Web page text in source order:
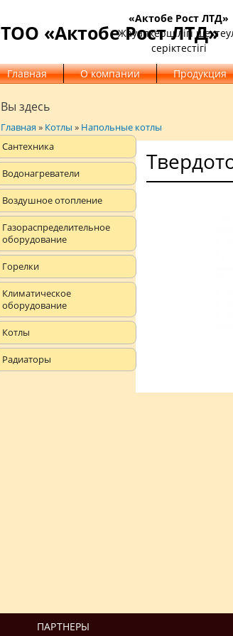
ТОО «Актобе Рост ЛТД»
«Актобе Рост ЛТД»
Жауапкершілігі
серіктестігі
Главная О компании Продукция
Вы здесь
Главная» Котлы » Напольные котлы
Сантехника
Водонагреватели
Воздушное отопление
Газораспределительное
оборудование
Горелки
Климатическое
оборудование
Котлы
Радиаторы
ПАРТНЕРЫ